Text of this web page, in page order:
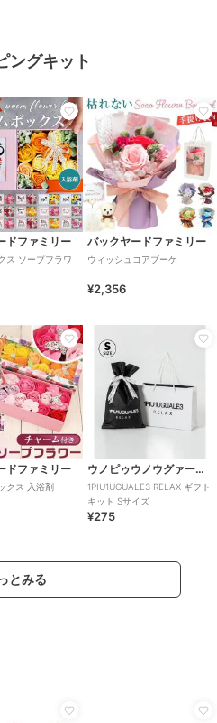
ングキット
ドファミリー
ス ソープフラワ
バックヤードファミリー
ウィッシュコアブーケ
¥2,356
ドファミリー
クス 入浴剤
ウノピゥウノウグァーレトレ リラックス
1PIU1UGUALE3 RELAX ギフト
キット Sサイズ
¥275
とみる